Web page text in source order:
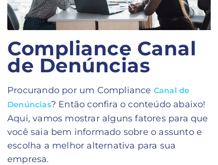
Compliance Canal
de Denúncias
Procurando por um Compliance Canal de
Denúncias? Então confira o conteúdo abaixo!
Aqui, vamos mostrar alguns fatores para que
você saia bem informado sobre o assunto e
escolha a melhor alternativa para sua
empresa.